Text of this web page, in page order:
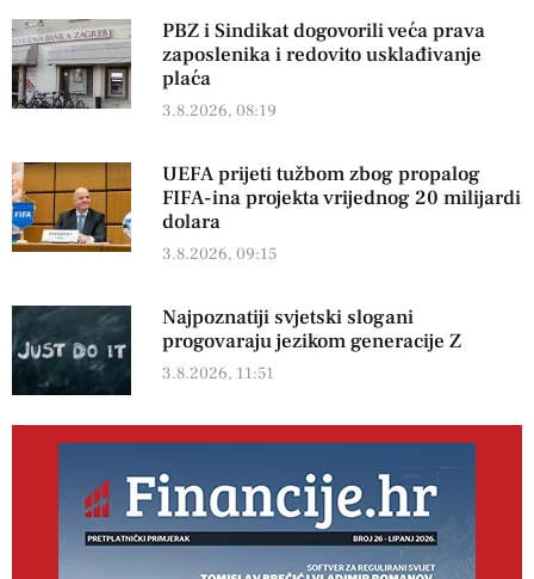
PBZ i Sindikat dogovorili veća prava
zaposlenika i redovito usklađivanje
plaća
3.8.2026, 08:19
UEFA prijeti tužbom zbog propalog
FIFA-ina projekta vrijednog 20 milijardi
dolara
3.8.2026, 09:15
Najpoznatiji svjetski slogani
progovaraju jezikom generacije Z
3.8.2026, 11:51